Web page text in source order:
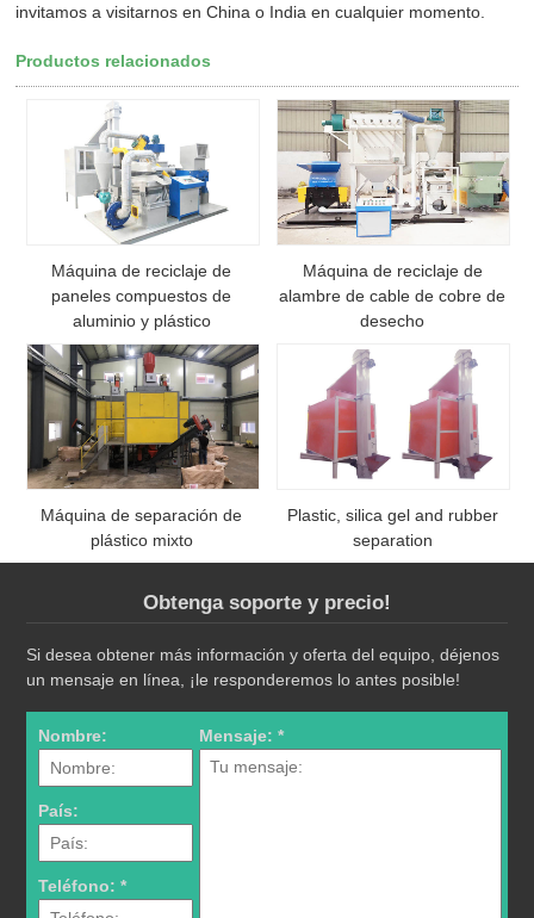
invitamos a visitarnos en China o India en cualquier momento.
Productos relacionados
Máquina de reciclaje de
paneles compuestos de
aluminio y plástico
Máquina de reciclaje de
alambre de cable de cobre de
desecho
Máquina de separación de
plástico mixto
Plastic, silica gel and rubber
separation
Obtenga soporte y precio!
Si desea obtener más información y oferta del equipo, déjenos
un mensaje en línea, ¡le responderemos lo antes posible!
Nombre:
País:
Teléfono: *
Mensaje: *